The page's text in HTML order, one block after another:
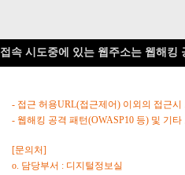
접속 시도중에 있는 웹주소는 웹해킹
- 접근 허용URL(접근제어) 이외의 접근시
- 웹해킹 공격 패턴(OWASP10 등) 및 기
[문의처]
o. 담당부서 : 디지털정보실